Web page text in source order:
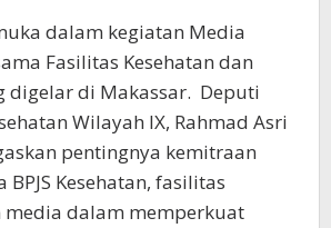
dalam kegiatan Media
Fasilitas Kesehatan dan
digelar di Makassar. Deputi
Wilayah IX, Rahmad Asri
pentingnya kemitraan
Kesehatan, fasilitas
media dalam memperkuat